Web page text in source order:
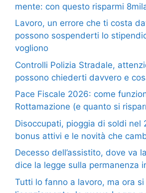
mente: con questo risparmi
Lavoro, un errore che ti costa
possono sospenderti lo
vogliono
Controlli Polizia Stradale,
possono chiederti davvero e
Pace Fiscale 2026: come
Rottamazione (e quanto si
Disoccupati, pioggia di soldi nel
bonus attivi e le novità che
Decesso dell’assistito, dove va
dice la legge sulla permanenza
Tutti lo fanno a lavoro, ma ora si